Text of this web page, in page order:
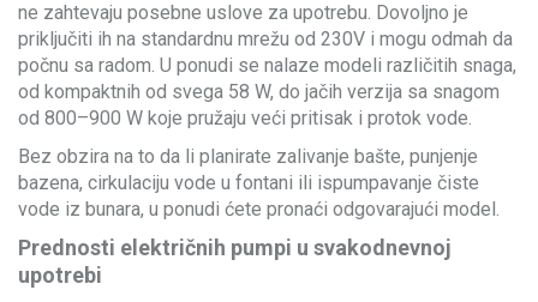
ne zahtevaju posebne uslove za upotrebu. Dovoljno je
priključiti ih na standardnu mrežu od 230V i mogu odmah da
počnu sa radom. U ponudi se nalaze modeli različitih snaga,
od kompaktnih od svega 58 W, do jačih verzija sa snagom
od 800–900 W koje pružaju veći pritisak i protok vode.
Bez obzira na to da li planirate zalivanje bašte, punjenje
bazena, cirkulaciju vode u fontani ili ispumpavanje čiste
vode iz bunara, u ponudi ćete pronaći odgovarajući model.
Prednosti električnih pumpi u svakodnevnoj
upotrebi